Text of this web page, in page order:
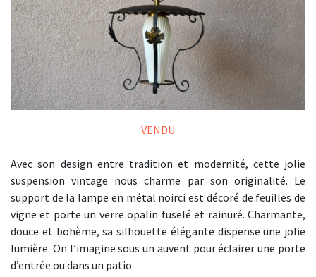
VENDU
Avec son design entre tradition et modernité, cette jolie
suspension vintage nous charme par son originalité. Le
support de la lampe en métal noirci est décoré de feuilles de
vigne et porte un verre opalin fuselé et rainuré. Charmante,
douce et bohème, sa silhouette élégante dispense une jolie
lumière. On l’imagine sous un auvent pour éclairer une porte
d’entrée ou dans un patio.